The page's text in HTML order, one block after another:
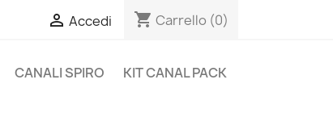
 Accedi shopping_cart Carrello (0)
CANALI SPIRO
KIT CANAL PACK